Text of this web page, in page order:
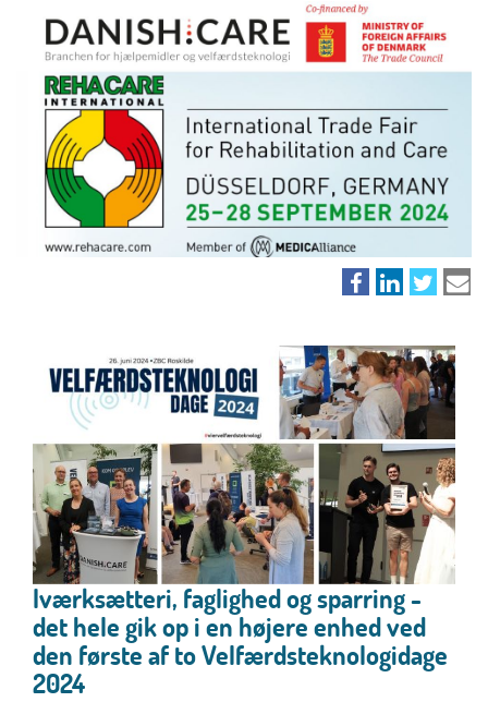
Iværksætteri, faglighed og sparring -
det hele gik op i en højere enhed ved
den første af to Velfærdsteknologidage
2024